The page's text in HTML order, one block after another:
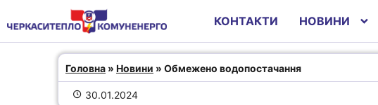
КОНТАКТИ НОВИНИ
Обмежено водопостачання
Головна » Новини » Обмежено водопостачання
30.01.2024